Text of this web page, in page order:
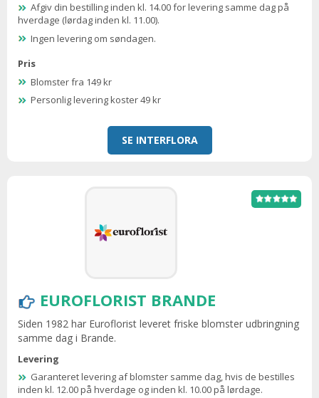
Afgiv din bestilling inden kl. 14.00 for levering samme dag på
hverdage (lørdag inden kl. 11.00).
Ingen levering om søndagen.
Pris
Blomster fra 149 kr
Personlig levering koster 49 kr
SE INTERFLORA
EUROFLORIST BRANDE
Siden 1982 har Euroflorist leveret friske blomster udbringning
samme dag i Brande.
Levering
Garanteret levering af blomster samme dag, hvis de bestilles
inden kl. 12.00 på hverdage og inden kl. 10.00 på lørdage.